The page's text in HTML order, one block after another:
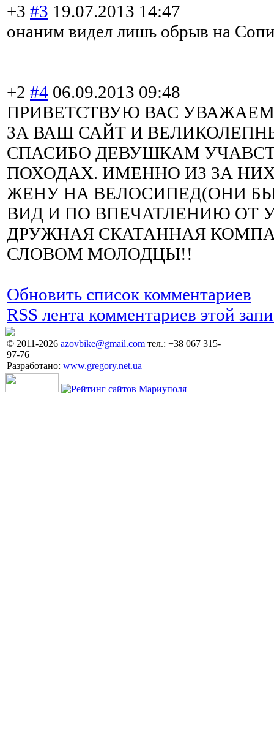
+3 #3 19.07.2013 14:47
онаним видел лишь обрыв на
+2 #4 06.09.2013 09:48
ПРИВЕТСТВУЮ ВАС
ЗА ВАШ САЙТ И
СПАСИБО ДЕВУШКАМ
ПОХОДАХ. ИМЕННО ИЗ ЗА
ЖЕНУ НА ВЕЛОСИПЕД(ОНИ
ВИД И ПО ВПЕЧАТЛЕНИЮ ОТ
ДРУЖНАЯ СКАТАННАЯ
СЛОВОМ МОЛОДЦЫ!!
Обновить список комментариев
RSS лента комментариев этой
© 2011-2026 azovbike@gmail.com тел.: +38 067 315-
97-76
Разработано: www.gregory.net.ua